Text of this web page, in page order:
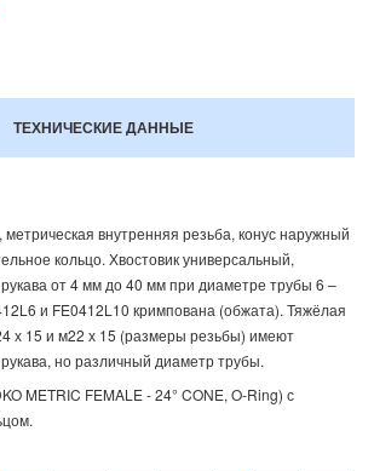
ТЕХНИЧЕСКИЕ ДАННЫЕ
метрическая внутренняя резьба, конус наружный
кольцо. Хвостовик универсальный,
от 4 мм до 40 мм при диаметре трубы 6 –
и FE0412L10 кримпована (обжата). Тяжёлая
х 15 и м22 х 15 (размеры резьбы) имеют
но различный диаметр трубы.
METRIC FEMALE - 24° CONE, O-Ring) с